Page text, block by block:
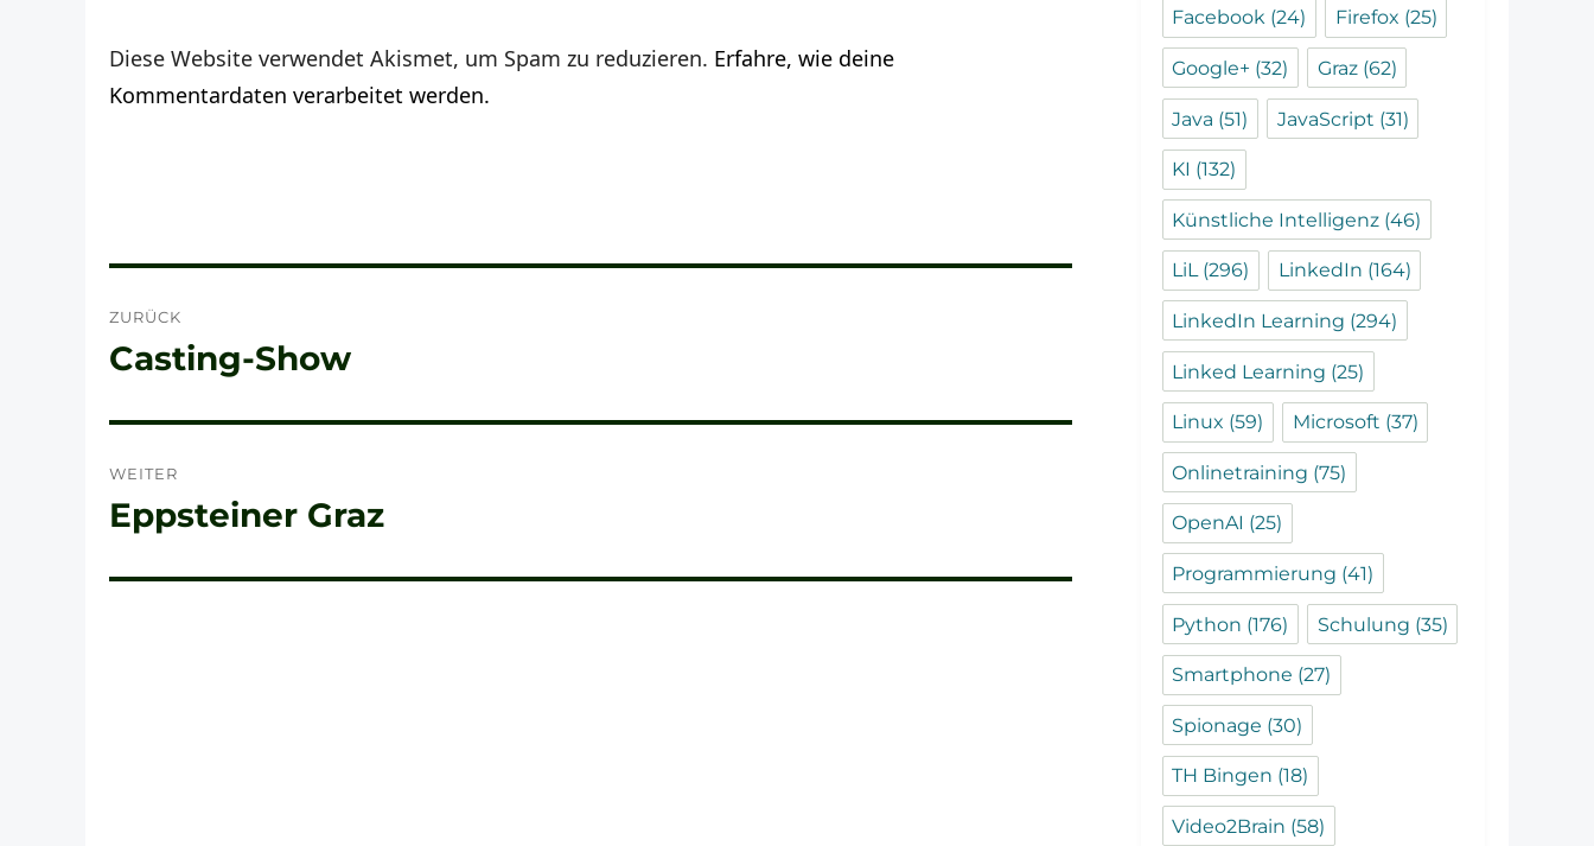
Diese Website verwendet Akismet, um Spam zu reduzieren. Erfahre, wie deine
Kommentardaten verarbeitet werden.
ZURÜCK
Vorheriger
Casting-Show
WEITER
Nächster
Eppsteiner Graz
Facebook (24) Firefox (25)
Google+ (32) Graz(62)
Java (51) JavaScript (31)
KI (132)
Künstliche Intelligenz (46)
LiL(296) LinkedIn (164)
LinkedIn Learning (294)
Linked Learning (25)
Linux (59) Microsoft (37)
Onlinetraining (75)
OpenAI (25)
Programmierung (41)
Python (176) Schulung (35)
Smartphone (27)
Spionage (30)
TH Bingen (18)
Video2Brain (58)